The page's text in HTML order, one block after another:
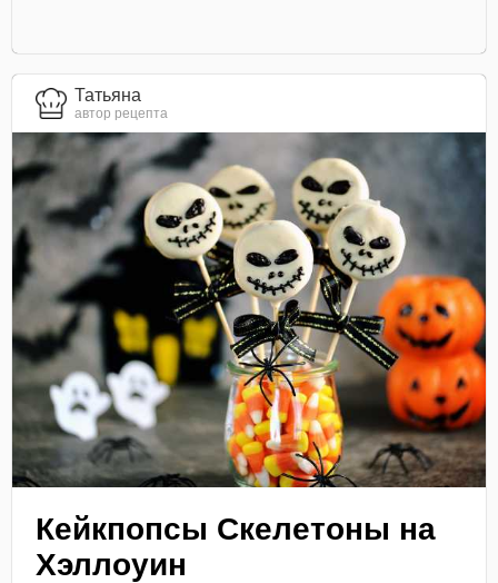
Татьяна
автор рецепта
Кейкпопсы Скелетоны на
Хэллоуин